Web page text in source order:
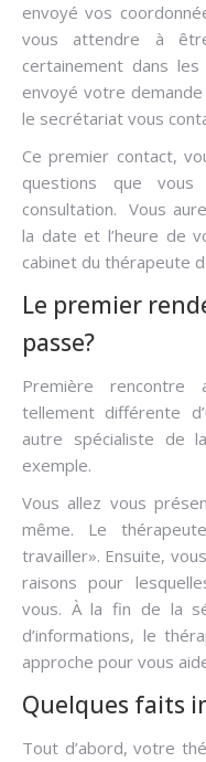
envoyé vos
vous attendre à
certainement dans
envoyé votre
le secrétariat vous
Ce premier contact,
questions que vous
consultation. Vous
la date et l’heure de
cabinet du thérapeute
Le premier
passe?
Première rencontre
tellement différente
autre spécialiste de
exemple.
Vous allez vous
même. Le
travailler». Ensuite,
raisons pour
vous. À la fin de la
d’informations, le
approche pour vous
Quelques faits
Tout d’abord, votre